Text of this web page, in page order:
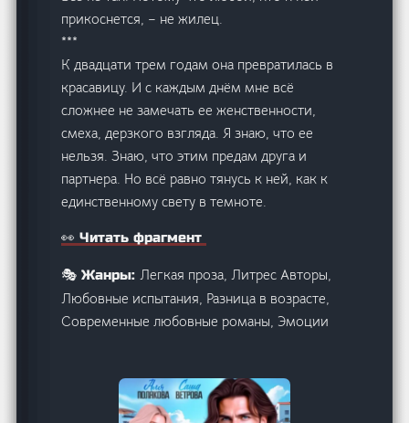
прикоснется, – не жилец.
***
К двадцати трем годам она превратилась в
красавицу. И с каждым днём мне всё
сложнее не замечать ее женственности,
смеха, дерзкого взгляда. Я знаю, что ее
нельзя. Знаю, что этим предам друга и
партнера. Но всё равно тянусь к ней, как к
единственному свету в темноте.
👀 Читать фрагмент
🎭 Жанры:Легкая проза, Литрес Авторы,
Любовные испытания, Разница в возрасте,
Современные любовные романы, Эмоции